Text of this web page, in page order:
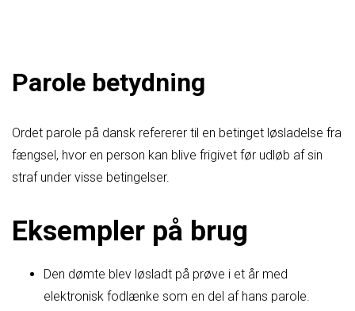
Parole betydning
Ordet parole på dansk refererer til en betinget løsladelse fra
fængsel, hvor en person kan blive frigivet før udløb af sin
straf under visse betingelser.
Eksempler på brug
Den dømte blev løsladt på prøve i et år med
elektronisk fodlænke som en del af hans parole.